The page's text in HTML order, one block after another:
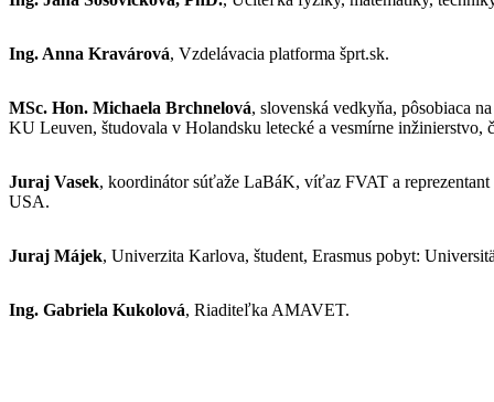
Ing. Anna Kravárová, Vzdelávacia platforma šprt.sk.
MSc. Hon. Michaela Brchnelová, slovenská vedkyňa, pôsobiaca
KU Leuven, študovala v Holandsku letecké a vesmírne
Juraj Vasek, koordinátor súťaže LaBáK, víťaz FVAT a
USA.
Juraj Májek, Univerzita Karlova, študent, Erasmus pobyt:
Ing. Gabriela Kukolová, Riaditeľka AMAVET.